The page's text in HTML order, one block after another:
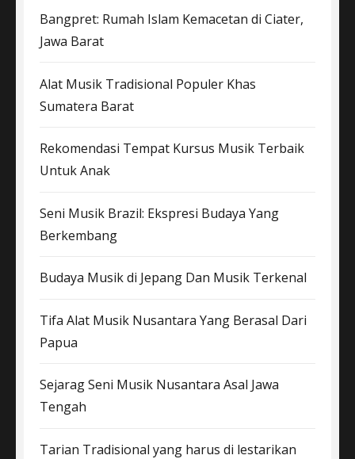
Bangpret: Rumah Islam Kemacetan di Ciater,
Jawa Barat
Alat Musik Tradisional Populer Khas
Sumatera Barat
Rekomendasi Tempat Kursus Musik Terbaik
Untuk Anak
Seni Musik Brazil: Ekspresi Budaya Yang
Berkembang
Budaya Musik di Jepang Dan Musik Terkenal
Tifa Alat Musik Nusantara Yang Berasal Dari
Papua
Sejarag Seni Musik Nusantara Asal Jawa
Tengah
Tarian Tradisional yang harus di lestarikan